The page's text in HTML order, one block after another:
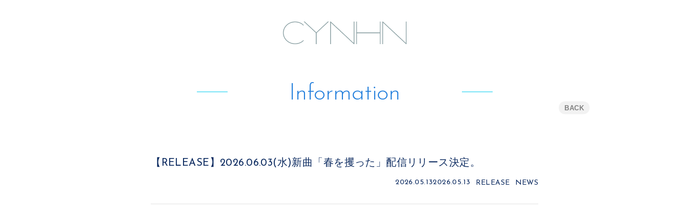
Information
BACK
【RELEASE】2026.06.03(水)新曲「春を攫った」配信リリース決定。
2026.05.132026.05.13 RELEASE NEWS